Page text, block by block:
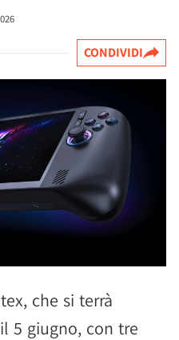
CONDIVIDI
che si terrà
5 giugno, con tre